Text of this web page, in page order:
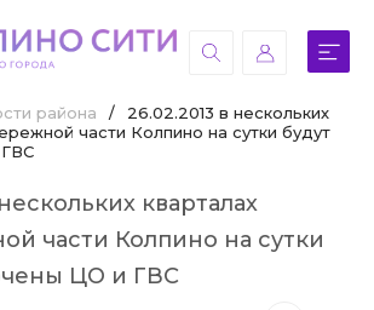
района /
26.02.2013 в нескольких
части Колпино на сутки будут
кварталах
части Колпино на сутки
ЦО и ГВС